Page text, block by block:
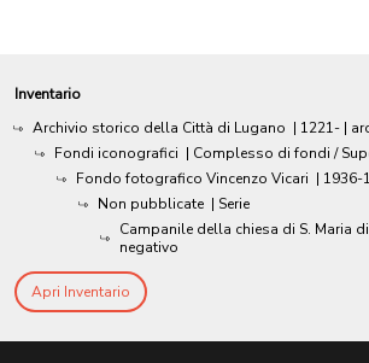
Inventario
Archivio storico della Città di Lugano | 1221- |
Fondi iconografici | Complesso di fondi /
Fondo fotografico Vincenzo Vicari | 1936-
Non pubblicate | Serie
Campanile della chiesa di S. Maria
negativo
Apri Inventario